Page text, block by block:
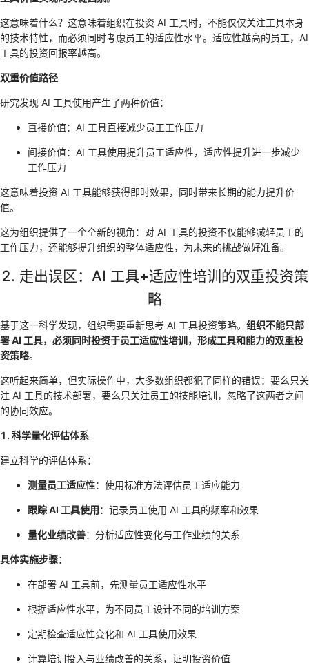
这意味着什么？这意味着组织在投资 AI 工具时，不能仅仅关注工具本身
的技术特性，而必须同时考虑员工的适应性水平。适应性越高的员工，AI
工具的投资回报率越高。
双重价值路径
研究发现 AI 工具使用产生了两种价值：
直接价值：AI 工具直接减少员工工作压力
间接价值：AI 工具使用提升员工适应性，适应性提升进一步减少
工作压力
这意味着投资 AI 工具能够获得即时效果，同时带来长期的能力提升价
值。
这为组织提供了一个全新的视角：对 AI 工具的投资不仅能够减轻员工的
工作压力，还能够提升组织的整体适应性，为未来的挑战做好准备。
2. 走出误区：AI 工具+适应性培训的双重投资策
略
基于这一科学发现，组织需要重新思考 AI 工具投资策略。 组织不能只部
署 AI 工具，必须同时投资于员工适应性培训，形成工具和能力的双重投
资策略。
这听起来简单，但实际操作中，大多数组织都犯了同样的错误：要么只关
注 AI 工具的技术部署，要么只关注员工的技能培训，忽略了这两者之间
的协同效应。
1. 科学量化评估体系
建立科学的评估体系：
测量员工适应性：使用标准方法评估员工适应能力
跟踪 AI 工具使用：记录员工使用 AI 工具的频率和效果
量化业绩改善：分析适应性变化与工作业绩的关系
具体实施步骤：
在部署 AI 工具前，先测量员工适应性水平
根据适应性水平，为不同员工设计不同的培训方案
定期检查适应性变化和 AI 工具使用效果
计算培训投入与业绩改善的关系，证明投资价值